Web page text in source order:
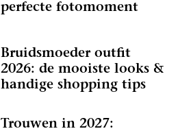
perfecte fotomoment
Bruidsmoeder outfit
2026: de mooiste looks &
handige shopping tips
Trouwen in 2027: